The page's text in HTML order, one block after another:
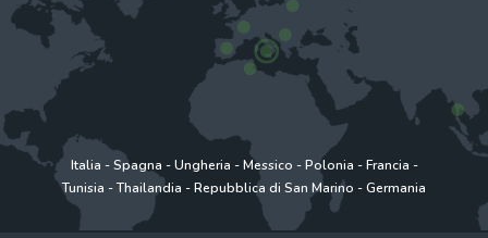
Italia -Spagna -Ungheria -Messico -Polonia -Francia -
Tunisia -Thailandia -Repubblica di San Marino -Germania